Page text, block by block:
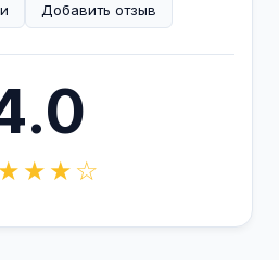
Добавить отзыв